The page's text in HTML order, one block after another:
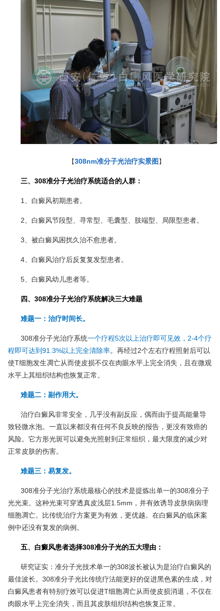
【308nm准分子光治疗实景图 】
三、308准分子光治疗系统适合的人群：
1、白癜风初期患者。
2、白癜风节段型、寻常型、毛囊型、肢端型、局限型患者。
3、被白癜风困扰久治不愈患者。
4、白癜风治疗后反复复发型患者。
5、白癜风幼儿患者等。
四、308准分子光治疗系统解决三大难题
难题一：治疗时间长。
308准分子光治疗系统一个疗程5次以上治疗即可见效，2-4个疗
程即可达到91.3%以上完全清除率。再经过2个左右疗程照射后可以
使T细胞发生凋亡从而使皮损不仅在肉眼水平上完全消失，且在微观
水平上其组织结构也恢复正常。
难题二：副作用大。
治疗白癜风非常安全，几乎没有副反应，偶而由于提高能量导
致轻微水泡。一直以来都没有任何不良反映的报告，更没有致癌的
风险。它方形光斑可以避免光照射到正常组织，最大限度的减少对
正常皮肤的伤害。
难题三：易复发。
308准分子光治疗系统最核心的技术是提炼出单一的308准分子
光光束。这种光束可穿透真皮浅层1.5mm，并有效诱导皮肤病病理
细胞凋亡。比传统治疗方案更为有效，更优越。在白癜风的临床案
例中还没有复发的病例。
五、白癜风患者选择308准分子光的五大理由：
研究证实：准分子光技术单一的308波长被认为是治疗白癜风的
最佳波长。308准分子光比传统疗法能更好的促进黑色素的生成，对
白癜风患者有特别疗效可以促进T细胞凋亡从而使皮损消退，不仅在
肉眼水平上完全消失，而且其皮肤组织结构也恢复正常。